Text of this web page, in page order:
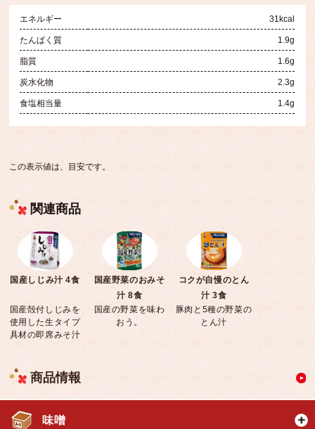
エネルギー 31kcal
たんぱく質 1.9g
脂質 1.6g
炭水化物 2.3g
食塩相当量 1.4g
この表示値は、目安です。
関連商品
国産しじみ汁 4食
国産殻付しじみを
使用した生タイプ
具材の即席みそ汁
国産野菜のおみそ
汁 8食
国産の野菜を味わ
おう。
コクが自慢のとん
汁 3食
豚肉と5種の野菜の
とん汁
商品情報
味噌